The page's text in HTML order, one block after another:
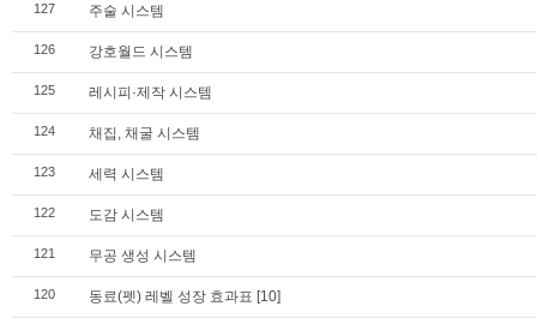
127 주술 시스템
126 강호월드 시스템
125 레시피·제작 시스템
124 채집, 채굴 시스템
123 세력 시스템
122 도감 시스템
121 무공 생성 시스템
120 동료(펫) 레벨 성장 효과표 [10]